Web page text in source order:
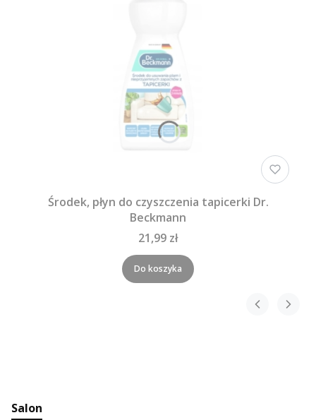
Środek, płyn do czyszczenia tapicerki Dr.
Beckmann
21,99 zł
Do koszyka
Salon